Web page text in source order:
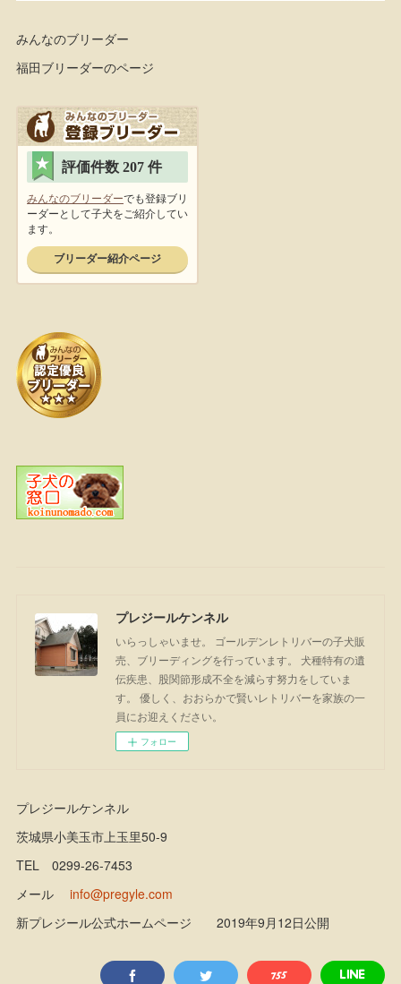
みんなのブリーダー
福田ブリーダーのページ
プレジールケンネル
いらっしゃいませ。 ゴールデンレトリバーの子犬販
売、ブリーディングを行っています。 犬種特有の遺
伝疾患、股関節形成不全を減らす努力をしていま
す。 優しく、おおらかで賢いレトリバーを家族の一
員にお迎えください。
フォロー
プレジールケンネル
茨城県小美玉市上玉里50-9
TEL 0299-26-7453
メールinfo@pregyle.com
新プレジール公式ホームページ 2019年9月12日公開